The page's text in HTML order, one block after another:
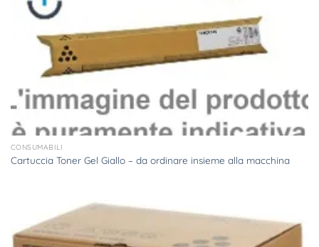
CONSUMABILI
Cartuccia Toner Gel Giallo – da ordinare insieme alla macchina